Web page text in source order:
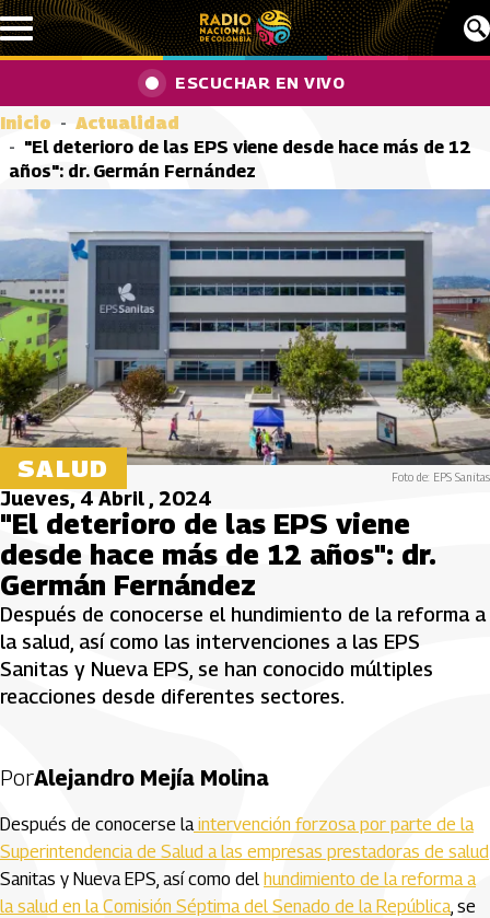
Pasar al contenido principal
ESCUCHAR EN VIVO
Inicio
Actualidad
"El deterioro de las EPS viene desde hace más de 12
años": dr. Germán Fernández
SALUD Foto de: EPS Sanitas
Jueves, 4 Abril , 2024
"El deterioro de las EPS viene
desde hace más de 12 años": dr.
Germán Fernández
Después de conocerse el hundimiento de la reforma a
la salud, así como las intervenciones a las EPS
Sanitas y Nueva EPS, se han conocido múltiples
reacciones desde diferentes sectores.
PorAlejandro Mejía Molina
Después de conocerse laintervención forzosa por parte de la
Superintendencia de Salud a las empresas prestadoras de salud
Sanitas y Nueva EPS, así como del hundimiento de la reforma a
la salud en la Comisión Séptima del Senado de la República, se